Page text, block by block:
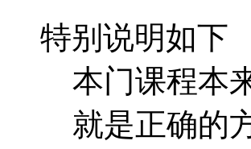
特别说明如下
本门课程本
就是正确的